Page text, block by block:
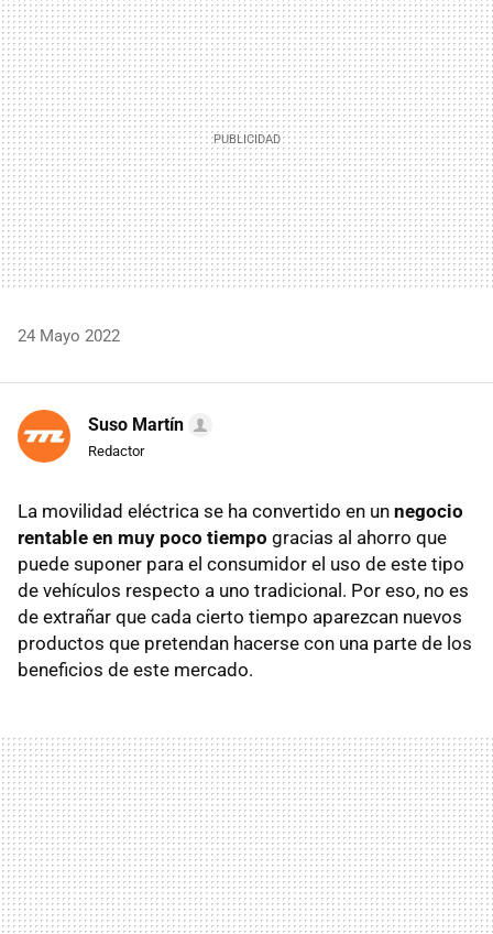
MAIL
24 Mayo 2022
Suso Martín
Redactor
La movilidad eléctrica se ha convertido en un negocio
rentable en muy poco tiempo gracias al ahorro que
puede suponer para el consumidor el uso de este tipo
de vehículos respecto a uno tradicional. Por eso, no es
de extrañar que cada cierto tiempo aparezcan nuevos
productos que pretendan hacerse con una parte de los
beneficios de este mercado.